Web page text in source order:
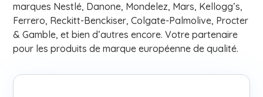
marques Nestlé, Danone, Mondelez, Mars, Kellogg’s,
Ferrero, Reckitt-Benckiser, Colgate-Palmolive, Procter
& Gamble, et bien d’autres encore. Votre partenaire
pour les produits de marque européenne de qualité.